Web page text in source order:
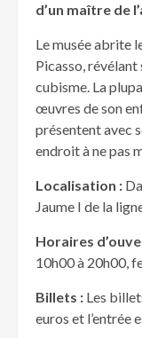
d’un maître de
Le musée abrite
Picasso, révélant
cubisme. La
œuvres de son
présentent avec
endroit à ne pas
Localisation :
Jaume I de la
Horaires
10h00 à 20h00,
Billets : Les
euros et l’entrée